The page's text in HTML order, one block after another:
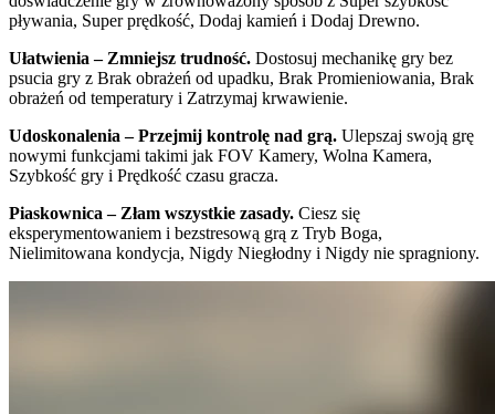
pływania, Super prędkość, Dodaj kamień i Dodaj Drewno.
Ułatwienia – Zmniejsz trudność. Dostosuj mechanikę gry bez
psucia gry z Brak obrażeń od upadku, Brak Promieniowania, Brak
obrażeń od temperatury i Zatrzymaj krwawienie.
Udoskonalenia – Przejmij kontrolę nad grą. Ulepszaj swoją grę
nowymi funkcjami takimi jak FOV Kamery, Wolna Kamera,
Szybkość gry i Prędkość czasu gracza.
Piaskownica – Złam wszystkie zasady. Ciesz się
eksperymentowaniem i bezstresową grą z Tryb Boga,
Nielimitowana kondycja, Nigdy Niegłodny i Nigdy nie spragniony.